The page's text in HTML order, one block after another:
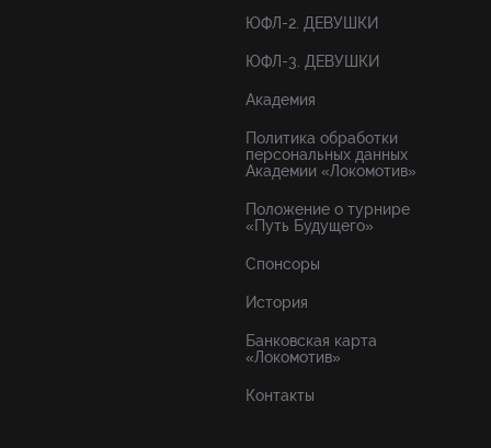
ЮФЛ-2. ДЕВУШКИ
ЮФЛ-3. ДЕВУШКИ
Академия
Политика обработки
персональных данных
Академии «Локомотив»
Положение о турнире
«Путь Будущего»
Спонсоры
История
Банковская карта
«Локомотив»
Контакты